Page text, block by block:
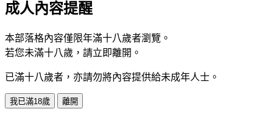
成人內容提醒
本部落格內容僅限年滿十八歲者瀏覽。
若您未滿十八歲，請立即離開。
已滿十八歲者，亦請勿將內容提供給未成年人士。
我已滿18歲 離開